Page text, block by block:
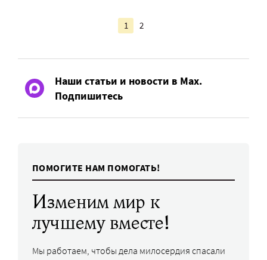
1 2
Наши статьи и новости в Max.
Подпишитесь
ПОМОГИТЕ НАМ ПОМОГАТЬ!
Изменим мир к
лучшему вместе!
Мы работаем, чтобы дела милосердия спасали